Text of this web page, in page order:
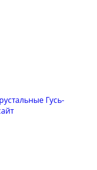
Гусь-